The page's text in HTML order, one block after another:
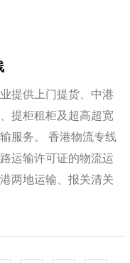
提供上门提货、中港
提柜租柜及超高超宽
服务。 香港物流专线
运输许可证的物流运
两地运输、报关清关